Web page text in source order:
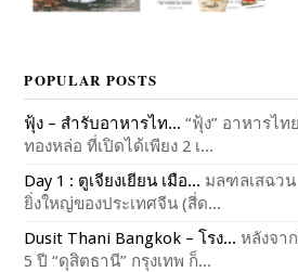
POPULAR POSTS
ฟุ้ง – สำรับอาหารไท... “ฟุ้ง” อาหารไ
ทองหล่อ ที่เปิดได้เพียง 2 เ...
Day 1 : ตูเจียงเยียน เมือ... มลฑลเสฉว
ยิ่งใหญ่ของประเทศจีน (สี่ด...
Dusit Thani Bangkok – โรง... หลังจา
5 ปี “ดุสิตธานี” กรุงเทพ ก็...